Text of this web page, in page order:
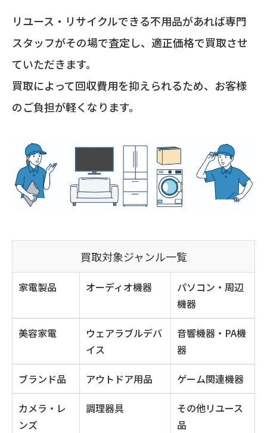
リユース・リサイクルできる不用品があれば専門
スタッフがその場で査定し、適正価格で買取させ
ていただきます。
買取によって回収費用を抑えられるため、お客様
のご負担が軽くなります。
買取対象ジャンル一覧
家電製品 オーディオ機器
パソコン・周辺
機器
美容家電
ウェアラブルデバ
イス
音響機器・PA機
器
ブランド品 アウトドア用品 ゲーム関連機器
カメラ・レ
ンズ
調理器具
その他リユース
品